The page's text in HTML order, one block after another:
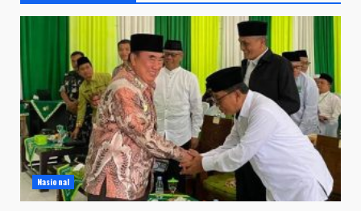
Nasional